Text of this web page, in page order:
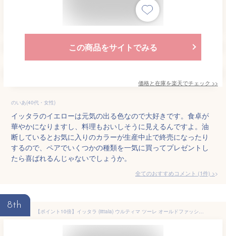
この商品をサイトでみる
価格と在庫を楽天でチェック >>
のいあ(40代・女性)
イッタラのイエローは元気の出る色なので大好きです。食卓が
華やかになりますし、料理もおいしそうに見えるんですよ。油
断しているとお気に入りのカラーが生産中止で終売になったり
するので、ペアでいくつかの種類を一気に買ってプレゼントし
たら喜ばれるんじゃないでしょうか。
全てのおすすめコメント (1件) >
8th
【ポイント10倍】イッタラ (iittala) ウルティマ ツーレ オールドファッション(S) 200ml ペア 食器 北欧 ガラス食器 グラス ロックグラス 酒器 ギフト お祝い ブランド 結婚祝い 内祝い